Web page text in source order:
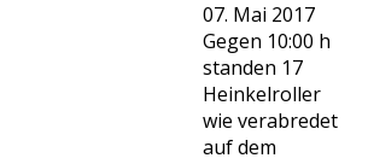
07. Mai 2017
Gegen 10:00 h
standen 17
Heinkelroller
wie verabredet
auf dem